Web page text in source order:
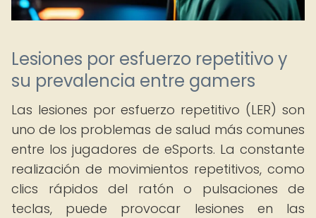
Lesiones por esfuerzo repetitivo y
su prevalencia entre gamers
Las lesiones por esfuerzo repetitivo (LER) son
uno de los problemas de salud más comunes
entre los jugadores de eSports. La constante
realización de movimientos repetitivos, como
clics rápidos del ratón o pulsaciones de
teclas, puede provocar lesiones en las